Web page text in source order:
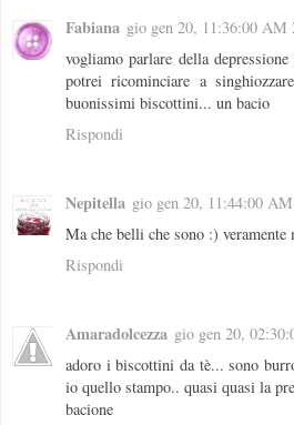
Fabiana gio gen 20, 11:36:00 AM
vogliamo parlare della
potrei ricominciare a
buonissimi biscottini... un bacio
Rispondi
Nepitella gio gen 20, 11:44:00
Ma che belli che sono :)
Rispondi
Amaradolcezza gio gen 20,
adoro i biscottini da tè... sono
io quello stampo.. quasi quasi la
bacione